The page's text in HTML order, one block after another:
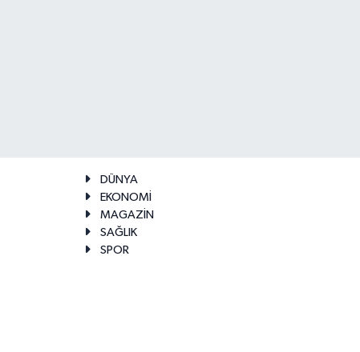
DÜNYA
EKONOMİ
MAGAZİN
SAĞLIK
SPOR